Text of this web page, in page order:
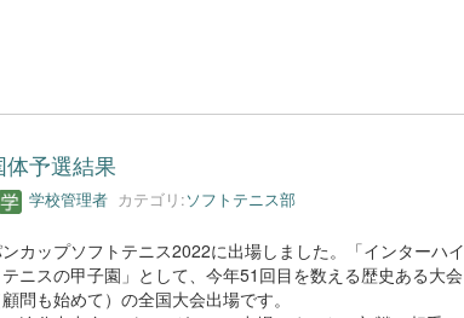
予選結果
学校管理者カテゴリ:ソフトテニス部
カップソフトテニス2022に出場しました。「インターハイ
ニスの甲子園」として、今年51回目を数える歴史ある大会
問も始めて）の全国大会出場です。